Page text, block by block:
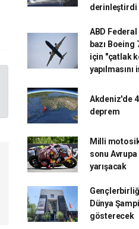
derinleştirdi
ABD Federal
bazı Boeing
için "çatlak
yapılmasını
Akdeniz'de
deprem
Milli
sonu
yarışacak
Dünya
gösterecek